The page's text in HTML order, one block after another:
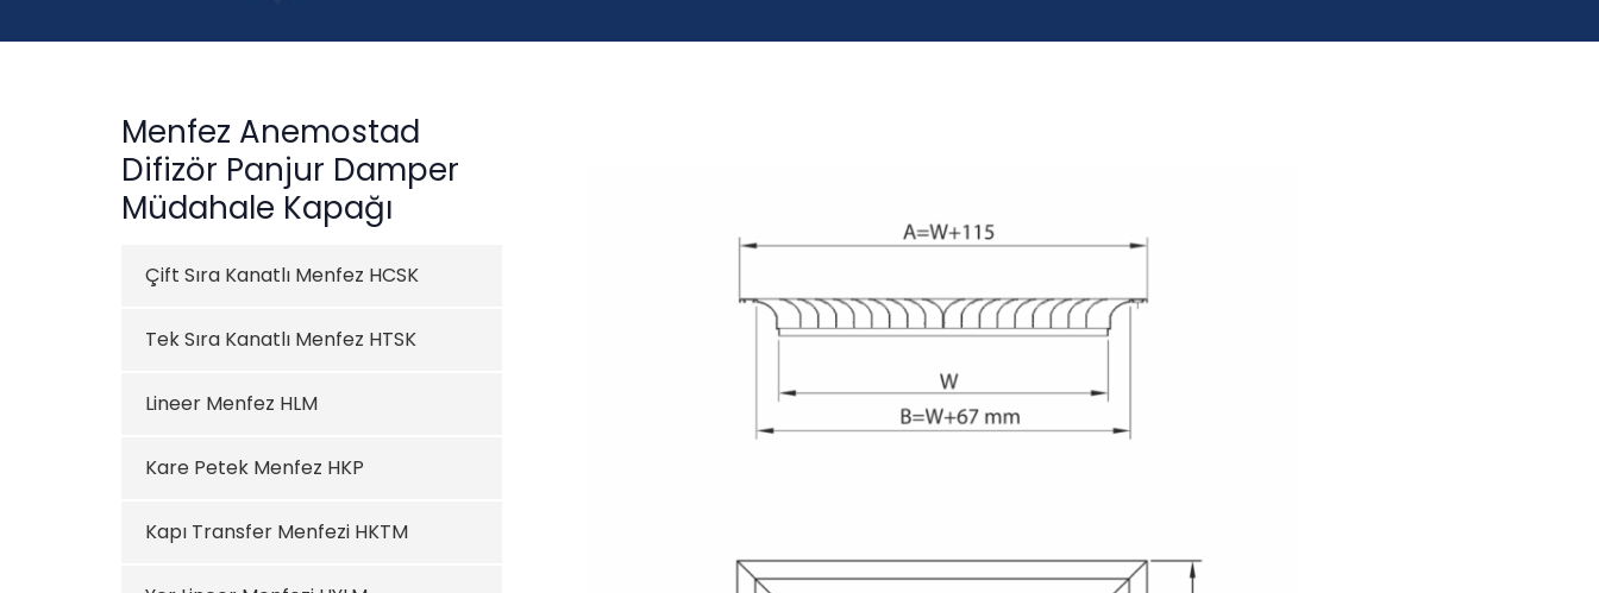
Menfez Anemostad
Difizör Panjur Damper
Müdahale Kapağı
Çift Sıra Kanatlı Menfez HCSK
Tek Sıra Kanatlı Menfez HTSK
Lineer Menfez HLM
Kare Petek Menfez HKP
Kapı Transfer Menfezi HKTM